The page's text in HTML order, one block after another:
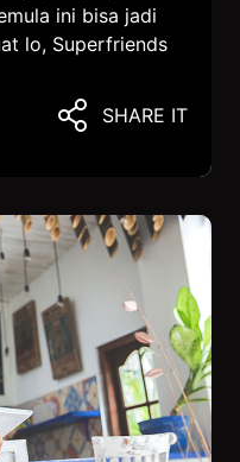
ini bisa jadi
lo, Superfriends
SHARE IT